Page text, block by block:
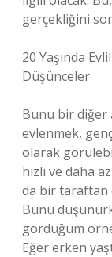
gerçekliğini
20 Yaşında
Düşünceler
Bunu bir diğer
evlenmek,
olarak
hızlı ve daha
da bir taraftan
Bunu
gördüğüm
Eğer erken